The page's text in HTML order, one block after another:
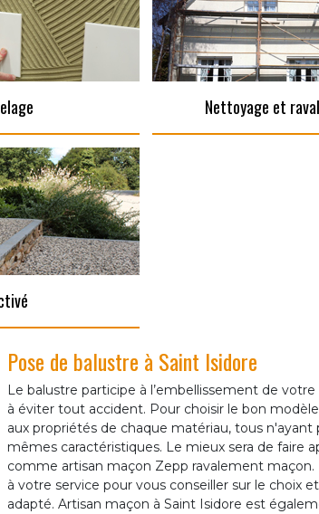
Nettoyage et
Pose de balustre à Saint Isidore
Le balustre participe à l’embellissement de
à éviter tout accident. Pour choisir le bon
aux propriétés de chaque matériau, tous
mêmes caractéristiques. Le mieux sera de faire
comme artisan maçon Zepp ravalement maçon.
à votre service pour vous conseiller sur le choix
adapté. Artisan maçon à Saint Isidore est